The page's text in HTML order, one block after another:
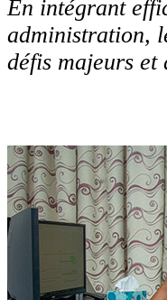
En intégrant
administration,
défis majeurs et